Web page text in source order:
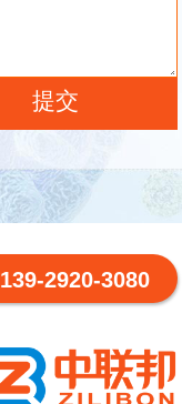
139-2920-3080